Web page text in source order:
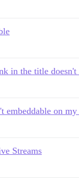
in the title
embeddable on
Streams